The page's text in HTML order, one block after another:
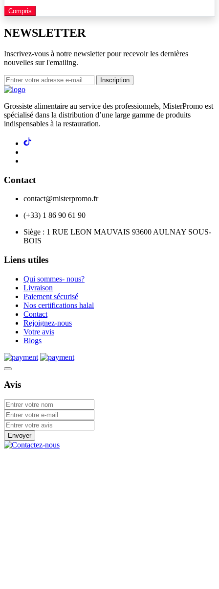
Compris
NEWSLETTER
Inscrivez-vous à notre newsletter pour recevoir les dernières
nouvelles sur l'emailing.
Inscription
Grossiste alimentaire au service des professionnels, MisterPromo est
spécialisé dans la distribution d’une large gamme de produits
indispensables à la restauration.
Contact
contact@misterpromo.fr
(+33) 1 86 90 61 90
Siège : 1 RUE LEON MAUVAIS 93600 AULNAY SOUS-
BOIS
Liens utiles
Qui sommes- nous?
Livraison
Paiement sécurisé
Nos certifications halal
Contact
Rejoignez-nous
Votre avis
Blogs
Avis
Envoyer